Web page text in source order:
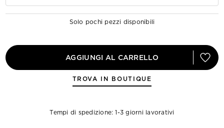
Solo pochi pezzi disponibili
AGGIUNGI AL CARRELLO
TROVA IN BOUTIQUE
Tempi di spedizione: 1-3 giorni lavorativi